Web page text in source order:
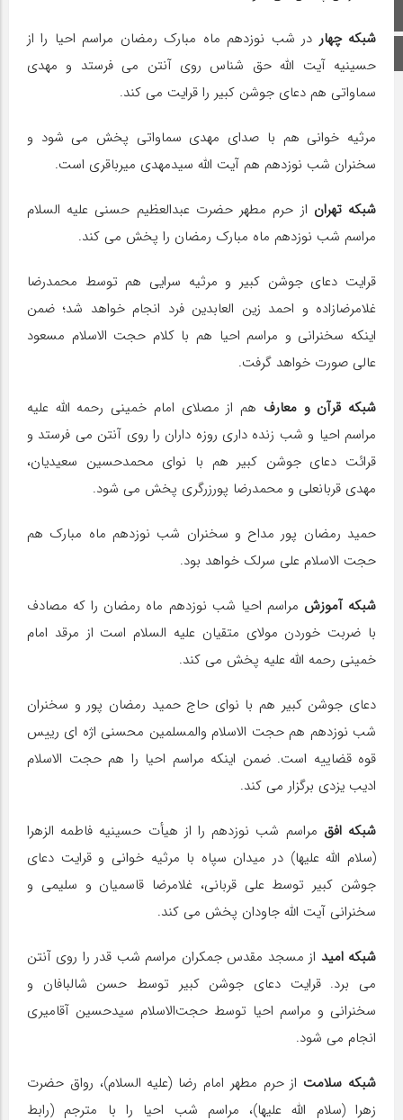
شبکه چهار در شب نوزدهم ماه مبارک رمضان مراسم احیا را از
حسینیه آیت الله حق شناس روی آنتن می فرستد و مهدی
سماواتی هم دعای جوشن کبیر را قرایت می کند.
مرثیه خوانی هم با صدای مهدی سماواتی پخش می شود و
سخنران شب نوزدهم هم آیت الله سیدمهدی میرباقری است.
شبکه تهران از حرم مطهر حضرت عبدالعظیم حسنی علیه السلام
مراسم شب نوزدهم ماه مبارک رمضان را پخش می کند.
قرایت دعای جوشن کبیر و مرثیه سرایی هم توسط محمدرضا
غلامرضازاده و احمد زین العابدین فرد انجام خواهد شد؛ ضمن
اینکه سخنرانی و مراسم احیا هم با کلام حجت الاسلام مسعود
عالی صورت خواهد گرفت.
شبکه قرآن و معارف هم از مصلای امام خمینی رحمه الله علیه
مراسم احیا و شب زنده داری روزه داران را روی آنتن می فرستد و
قرائت دعای جوشن کبیر هم با نوای محمدحسین سعیدیان،
مهدی قربانعلی و محمدرضا پورزرگری پخش می شود.
حمید رمضان پور مداح و سخنران شب نوزدهم ماه مبارک هم
حجت الاسلام علی سرلک خواهد بود.
شبکه آموزش مراسم احیا شب نوزدهم ماه رمضان را که مصادف
با ضربت خوردن مولای متقیان علیه السلام است از مرقد امام
خمینی رحمه الله علیه پخش می کند.
دعای جوشن کبیر هم با نوای حاج حمید رمضان پور و سخنران
شب نوزدهم هم حجت الاسلام والمسلمین محسنی اژه ای رییس
قوه قضاییه است. ضمن اینکه مراسم احیا را هم حجت الاسلام
ادیب یزدی برگزار می کند.
شبکه افق مراسم شب نوزدهم را از هیأت حسینیه فاطمه الزهرا
(سلام الله علیها) در میدان سپاه با مرثیه خوانی و قرایت دعای
جوشن کبیر توسط علی قربانی، غلامرضا قاسمیان و سلیمی و
سخنرانی آیت الله جاودان پخش می کند.
شبکه امید از مسجد مقدس جمکران مراسم شب قدر را روی آنتن
می برد. قرایت دعای جوشن کبیر توسط حسن شالبافان و
سخنرانی و مراسم احیا توسط حجت‌الاسلام سیدحسین آقامیری
انجام می شود.
شبکه سلامت از حرم مطهر امام رضا (علیه السلام)، رواق حضرت
زهرا (سلام الله علیها)، مراسم شب احیا را با مترجم (رابط